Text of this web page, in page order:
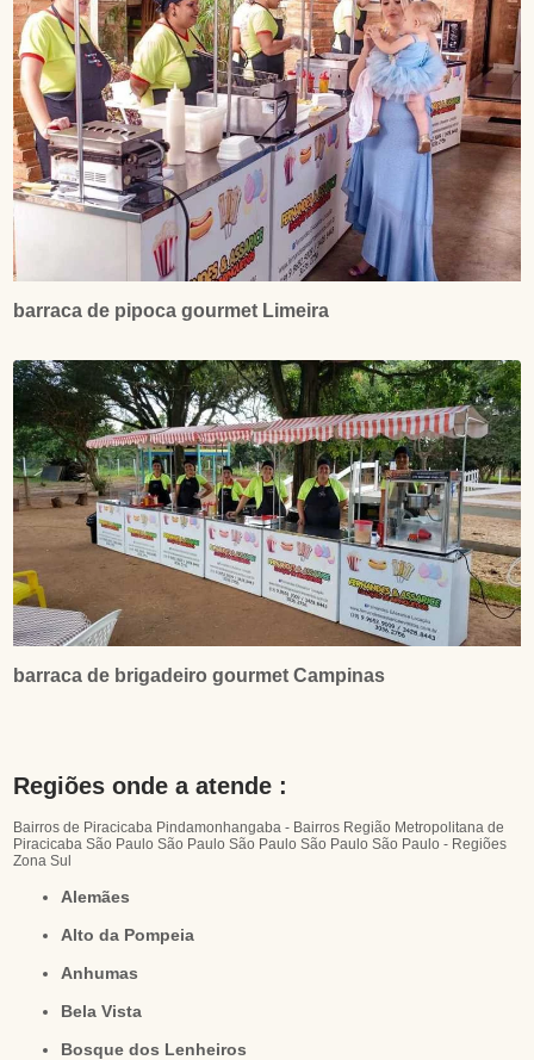
barraca de pipoca gourmet Limeira
barraca de brigadeiro gourmet Campinas
Regiões onde a atende :
Bairros de Piracicaba Pindamonhangaba - Bairros Região Metropolitana de
Piracicaba São Paulo São Paulo São Paulo São PauloSão Paulo - Regiões
Zona Sul
Alemães
Alto da Pompeia
Anhumas
Bela Vista
Bosque dos Lenheiros